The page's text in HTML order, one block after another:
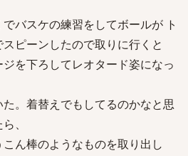
バスケの練習をしてボールが ト
ピーンしたので取りに行くと
を下ろしてレオタード姿になっ
。着替えでもしてるのかなと思
、
ん棒のようなものを取り出し